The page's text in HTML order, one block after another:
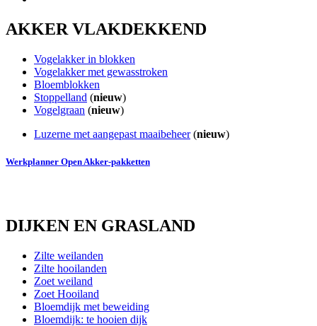
AKKER VLAKDEKKEND
Vogelakker in blokken
Vogelakker met gewasstroken
Bloemblokken
Stoppelland (nieuw)
Vogelgraan (nieuw)
Luzerne met aangepast maaibeheer(nieuw)
Werkplanner Open Akker-pakketten
DIJKEN EN GRASLAND
Zilte weilanden
Zilte hooilanden
Zoet weiland
Zoet Hooiland
Bloemdijk met beweiding
Bloemdijk: te hooien dijk